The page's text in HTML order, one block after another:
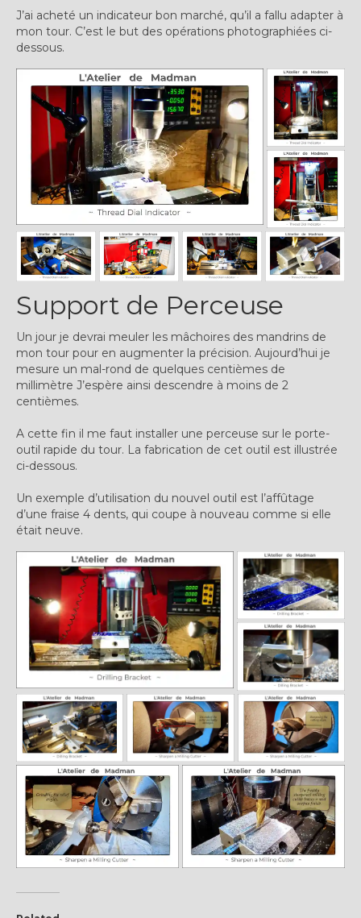
J’ai acheté un indicateur bon marché, qu’il a fallu adapter à
mon tour. C’est le but des opérations photographiées ci-
dessous.
Support de Perceuse
Un jour je devrai meuler les mâchoires des mandrins de
mon tour pour en augmenter la précision. Aujourd’hui je
mesure un mal-rond de quelques centièmes de
millimètre J’espère ainsi descendre à moins de 2
centièmes.
A cette fin il me faut installer une perceuse sur le porte-
outil rapide du tour. La fabrication de cet outil est illustrée
ci-dessous.
Un exemple d’utilisation du nouvel outil est l’affûtage
d’une fraise 4 dents, qui coupe à nouveau comme si elle
était neuve.